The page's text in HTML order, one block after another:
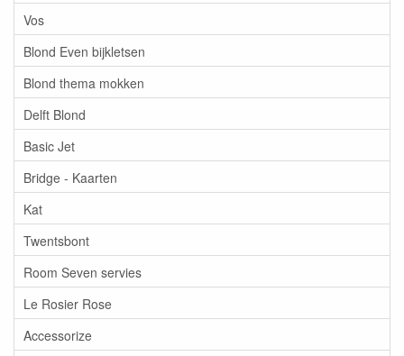
Vos
Blond Even bijkletsen
Blond thema mokken
Delft Blond
Basic Jet
Bridge - Kaarten
Kat
Twentsbont
Room Seven servies
Le Rosier Rose
Accessorize